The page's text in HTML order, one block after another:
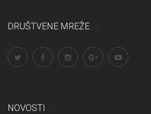
DRUŠTVENE MREŽE
NOVOSTI